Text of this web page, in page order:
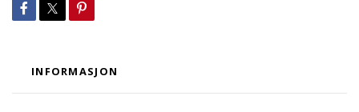
INFORMASJON